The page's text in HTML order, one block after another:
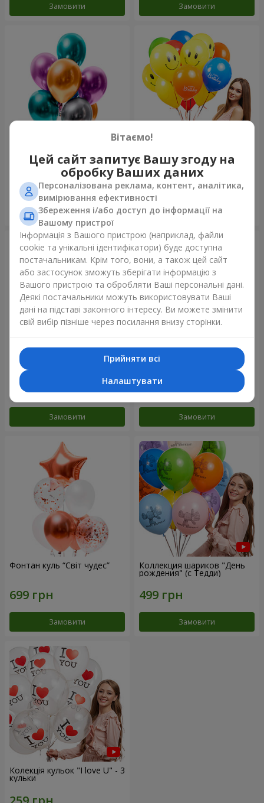
Замовити Замовити
Фонтан куль “Polar Lights”
Замовити
Колекція кульок "Веселий
День Народження" - 7
кульок
Замовити
Мікс гелієвих кульок
"Привітання!"
Замовити
Колекція кульок "Веселий
Замовити
Фонтан куль “Світ чудес”
Замовити
Коллекция шариков "День
рождения" (с Тедди)
Замовити
Колекція кульок "I love U" - 3
кульки
Вітаємо!
Цей сайт запитує Вашу згоду на
обробку Ваших даних
Персоналізована реклама, контент, аналітика,
вимірювання ефективності
Збереження і/або доступ до інформації на
Вашому пристрої
Інформація з Вашого пристрою (наприклад, файли
cookie та унікальні ідентифікатори) буде доступна
постачальникам. Крім того, вони, а також цей сайт
або застосунок зможуть зберігати інформацію з
Вашого пристрою та обробляти Ваші персональні дані.
Деякі постачальники можуть використовувати Ваші
дані на підставі законного інтересу. Ви можете змінити
свій вибір пізніше через посилання внизу сторінки.
Прийняти всі
Налаштувати